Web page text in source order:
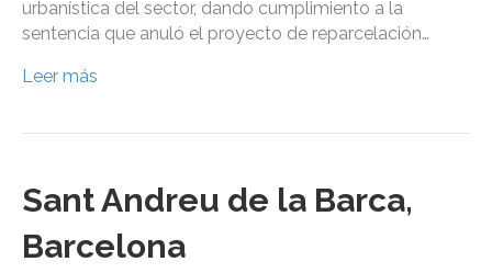
urbanística del sector, dando cumplimiento a la
sentencia que anuló el proyecto de reparcelación…
Leer más
Sant Andreu de la Barca,
Barcelona